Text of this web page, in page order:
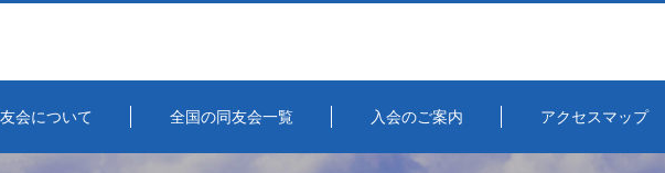
会について 全国の同友会一覧 入会のご案内 アクセスマップ